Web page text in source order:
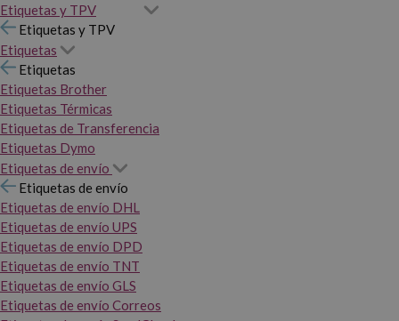
Etiquetas y TPV
Etiquetas y TPV
Etiquetas
Etiquetas
Etiquetas Brother
Etiquetas Térmicas
Etiquetas de Transferencia
Etiquetas Dymo
Etiquetas de envío
Etiquetas de envío
Etiquetas de envío DHL
Etiquetas de envío UPS
Etiquetas de envío DPD
Etiquetas de envío TNT
Etiquetas de envío GLS
Etiquetas de envío Correos